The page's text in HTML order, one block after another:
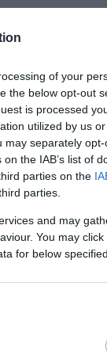
of your
the below opt-out
is processed
utilized by us
may separately
the IAB’s list of
parties on the
parties.
and may
You may
for below
στο παρελθόν.
με
ασφαλείας
εκτελεστή.
μαύρα ρούχα
θύματος είτε